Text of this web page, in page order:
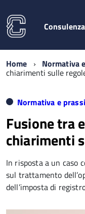
Home Normativa
chiarimenti sulle
Normativa e prassi
Fusione tra
chiarimenti
In risposta a un caso
sul trattamento
dell’imposta di